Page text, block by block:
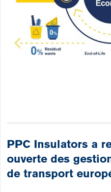
PPC Insulators a
ouverte des
de transport